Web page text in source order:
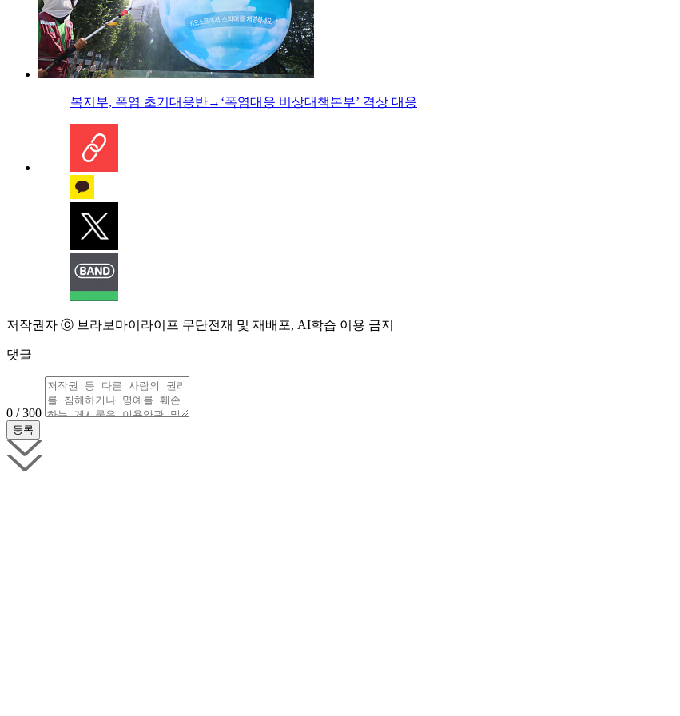
복지부, 폭염 초기대응반→‘폭염대응 비상대책본부’ 격상 대응
저작권자 ⓒ 브라보마이라이프 무단전재 및 재배포, AI학습 이용 금지
댓글
0 / 300